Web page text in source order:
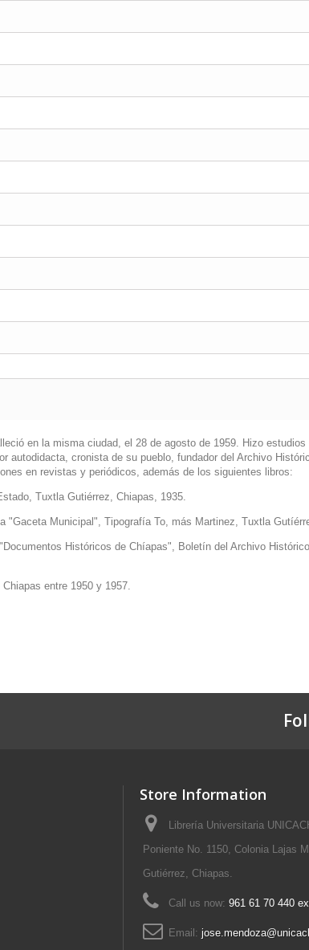
en la misma ciudad, el 28 de agosto de 1959. Hizo
autodidacta, cronista de su pueblo, fundador del Archivo
en revistas y periódicos, además de los siguientes libros:
Tuxtla Gutiérrez, Chiapas, 1935.
Municipal", Tipografía To, más Martinez, Tuxtla
Históricos de Chíapas", Boletín del Archivo
entre 1950 y 1957.
Store Information
Librería Universitaria
Poniente No. 1150, Colonia Lajas
Gutiérrez, Chiapas.
Call us now: 961 61 70 440
Email: